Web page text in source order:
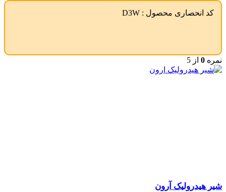
کد انحصاری محصول : D3W
نمره 0 از 5
شیر هیدرولیک آرون